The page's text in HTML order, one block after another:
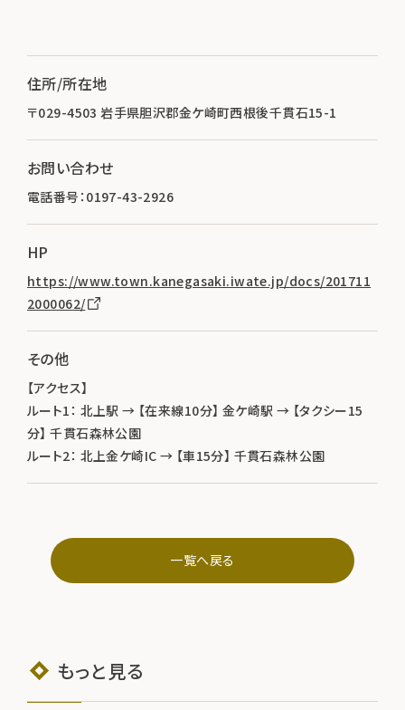
住所/所在地
〒029-4503 岩手県胆沢郡金ケ崎町西根後千貫石15-1
お問い合わせ
電話番号：0197-43-2926
HP
https://www.town.kanegasaki.iwate.jp/docs/201711
2000062/
その他
【アクセス】
ルート1： 北上駅 → 【在来線10分】 金ケ崎駅 → 【タクシー15
分】 千貫石森林公園
ルート2： 北上金ケ崎IC → 【車15分】 千貫石森林公園
一覧へ戻る
もっと見る